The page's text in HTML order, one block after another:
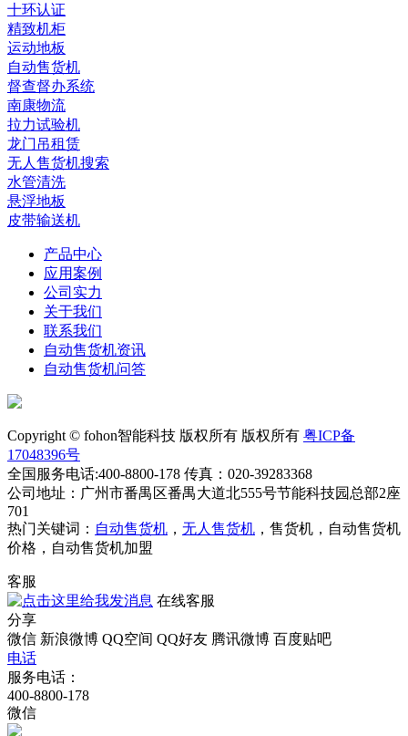
十环认证
精致机柜
运动地板
自动售货机
督查督办系统
南康物流
拉力试验机
龙门吊租赁
无人售货机搜索
水管清洗
悬浮地板
皮带输送机
产品中心
应用案例
公司实力
关于我们
联系我们
自动售货机资讯
自动售货机问答
Copyright © fohon智能科技 版权所有 版权所有 粤ICP备
17048396号
全国服务电话:400-8800-178 传真：020-39283368
公司地址：广州市番禺区番禺大道北555号节能科技园总部2座
701
热门关键词： 自动售货机 ， 无人售货机 ，售货机，自动售货机
价格，自动售货机加盟
客服
在线客服
分享
微信 新浪微博 QQ空间 QQ好友 腾讯微博 百度贴吧
电话
服务电话：
400-8800-178
微信